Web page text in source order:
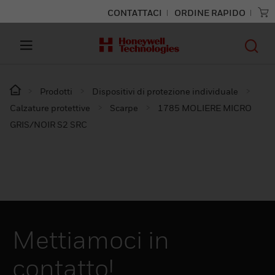
CONTATTACI ORDINE RAPIDO
Prodotti
Dispositivi di protezione individuale
Calzature protettive
Scarpe
1785 MOLIERE MICRO
GRIS/NOIR S2 SRC
Mettiamoci in
contatto!